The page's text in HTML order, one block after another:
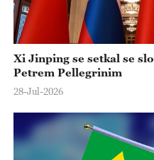
Xi Jinping se setkal se
Petrem Pellegrinim
28-Jul-2026